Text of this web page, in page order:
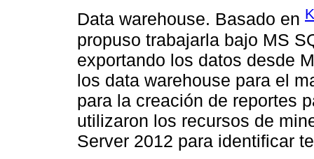
Data warehouse. Basado en
propuso trabajarla bajo MS
exportando los datos desde
los data warehouse para el
para la creación de reportes
utilizaron los recursos de
Server 2012 para identificar